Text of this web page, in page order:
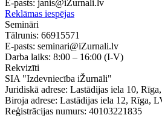
E-pasts: janis@iZurnali.lv
Reklāmas iespējas
Semināri
Tālrunis: 66915571
E-pasts: seminari@iZurnali.lv
Darba laiks: 8:00 – 16:00 (I-V)
Rekvizīti
SIA "Izdevniecība iŽurnāli"
Juridiskā adrese: Lastādijas iela 10,
Biroja adrese: Lastādijas iela 12, Rīga,
Reģistrācijas numurs: 40103221835